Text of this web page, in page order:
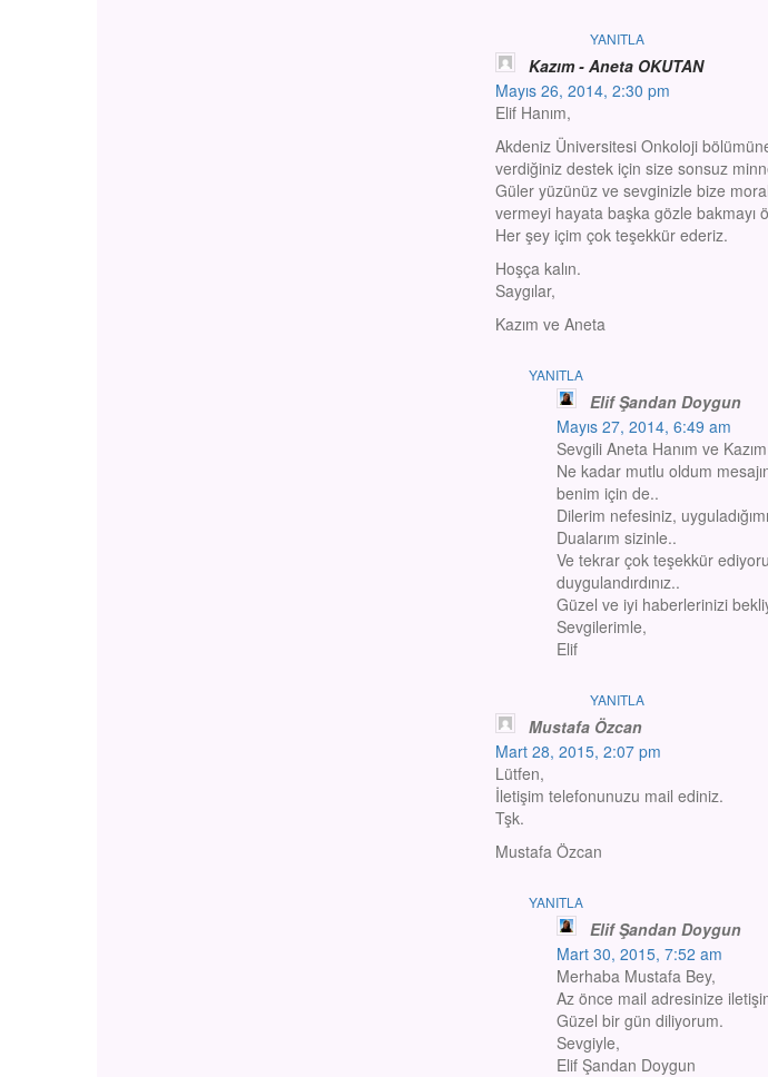
YANITLA
Kazım - Aneta OKUTAN
Mayıs 26, 2014, 2:30 pm
Elif Hanım,
Akdeniz Üniversitesi Onkoloji
verdiğiniz destek için size sonsuz
Güler yüzünüz ve sevginizle bize
vermeyi hayata başka gözle bakmayı
Her şey içim çok teşekkür ederiz.
Hoşça kalın.
Saygılar,
Kazım ve Aneta
YANITLA
Elif Şandan Doygun
Mayıs 27, 2014, 6:49 am
Sevgili Aneta Hanım ve
Ne kadar mutlu oldum
benim için de..
Dilerim nefesiniz,
Dualarım sizinle..
Ve tekrar çok teşekkür
duygulandırdınız..
Güzel ve iyi haberlerinizi
Sevgilerimle,
Elif
YANITLA
Mustafa Özcan
Mart 28, 2015, 2:07 pm
Lütfen,
İletişim telefonunuzu mail ediniz.
Tşk.
Mustafa Özcan
YANITLA
Elif Şandan Doygun
Mart 30, 2015, 7:52 am
Merhaba Mustafa Bey,
Az önce mail adresinize
Güzel bir gün diliyorum.
Sevgiyle,
Elif Şandan Doygun